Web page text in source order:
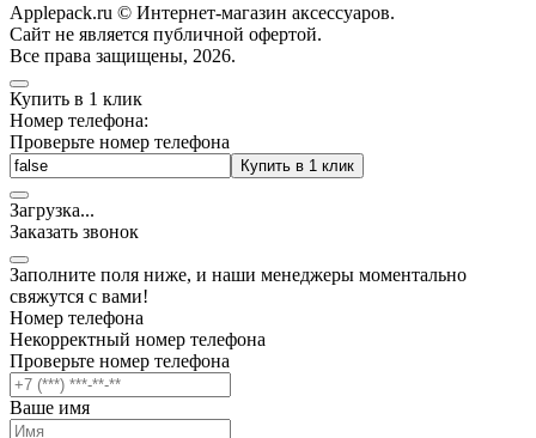
Applepack.ru © Интернет-магазин аксессуаров.
Cайт не является публичной офертой.
Все права защищены, 2026.
Купить в 1 клик
Номер телефона:
Проверьте номер телефона
Купить в 1 клик
Загрузка...
Заказать звонок
Заполните поля ниже, и наши менеджеры моментально
свяжутся с вами!
Номер телефона
Некорректный номер телефона
Проверьте номер телефона
Ваше имя